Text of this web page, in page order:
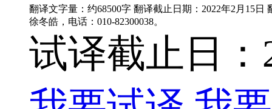
翻译文字量：约68500字 翻译截止日期：2022年2月15
徐冬皓，电话：010-82300038。
试译截止日：